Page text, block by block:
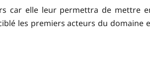
car elle leur permettra de mettre
les premiers acteurs du domaine